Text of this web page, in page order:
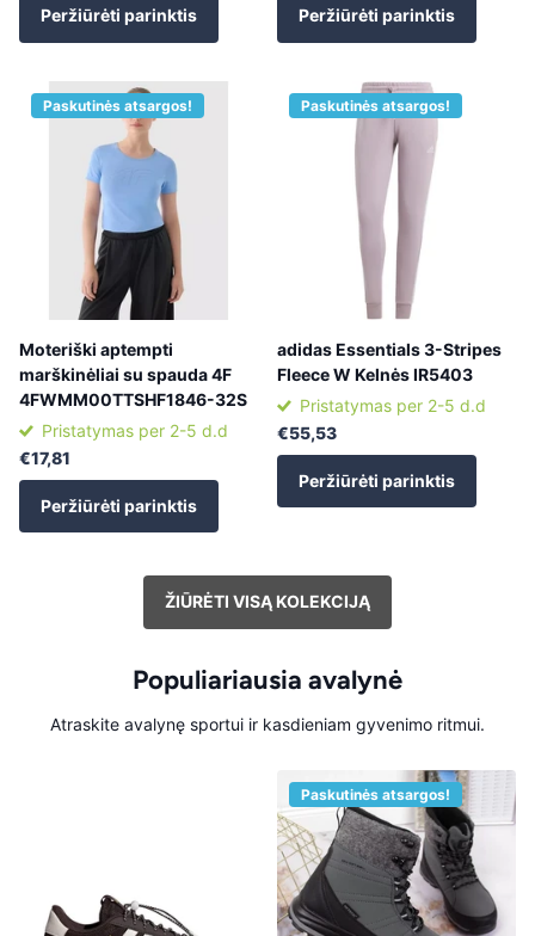
Peržiūrėti parinktis Peržiūrėti parinktis
Paskutinės atsargos!
Moteriški aptempti
marškinėliai su spauda 4F
4FWMM00TTSHF1846-32S
Pristatymas per 2-5 d.d
€17,81
Peržiūrėti parinktis
Paskutinės atsargos!
adidas Essentials 3-Stripes
Fleece W Kelnės IR5403
Pristatymas per 2-5 d.d
€55,53
Peržiūrėti parinktis
ŽIŪRĖTI VISĄ KOLEKCIJĄ
Populiariausia avalynė
Atraskite avalynę sportui ir kasdieniam gyvenimo ritmui.
Paskutinės atsargos!